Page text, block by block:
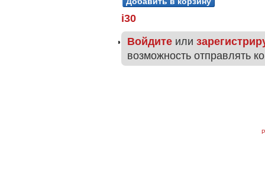
i30
Войдите или
возможность отправлять